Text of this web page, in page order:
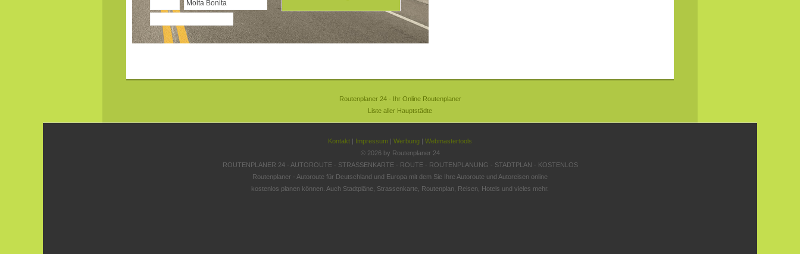
Routenplaner 24 - Ihr Online Routenplaner
Liste aller Hauptstädte
Kontakt | Impressum | Werbung | Webmastertools
© 2026 by Routenplaner 24
ROUTENPLANER 24 - AUTOROUTE - STRASSENKARTE - ROUTE - ROUTENPLANUNG - STADTPLAN - KOSTENLOS
Routenplaner - Autoroute für Deutschland und Europa mit dem Sie Ihre Autoroute und Autoreisen online
kostenlos planen können. Auch Stadtpläne, Strassenkarte, Routenplan, Reisen, Hotels und vieles mehr.